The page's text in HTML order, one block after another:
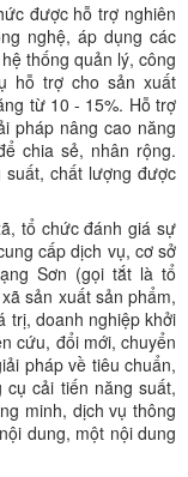
được hỗ trợ nghiên
nghệ, áp dụng các
thống quản lý, công
hỗ trợ cho sản xuất
từ 10 - 15%. Hỗ trợ
pháp nâng cao năng
chia sẻ, nhân rộng.
chất lượng được
tổ chức đánh giá sự
cấp dịch vụ, cơ sở
Sơn (gọi tắt là tổ
sản xuất sản phẩm,
trị, doanh nghiệp khởi
cứu, đổi mới, chuyển
pháp về tiêu chuẩn,
cải tiến năng suất,
minh, dịch vụ thông
dung, một nội dung